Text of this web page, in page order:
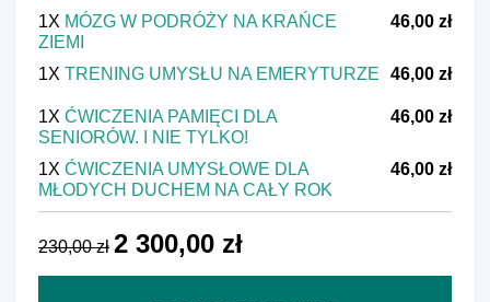
1X MÓZG W PODRÓŻY NA KRAŃCE
ZIEMI
46,00 zł
1X TRENING UMYSŁU NA EMERYTURZE 46,00 zł
1X ĆWICZENIA PAMIĘCI DLA
SENIORÓW. I NIE TYLKO!
46,00 zł
1X ĆWICZENIA UMYSŁOWE DLA
MŁODYCH DUCHEM NA CAŁY ROK
46,00 zł
230,00 zł 2 300,00 zł